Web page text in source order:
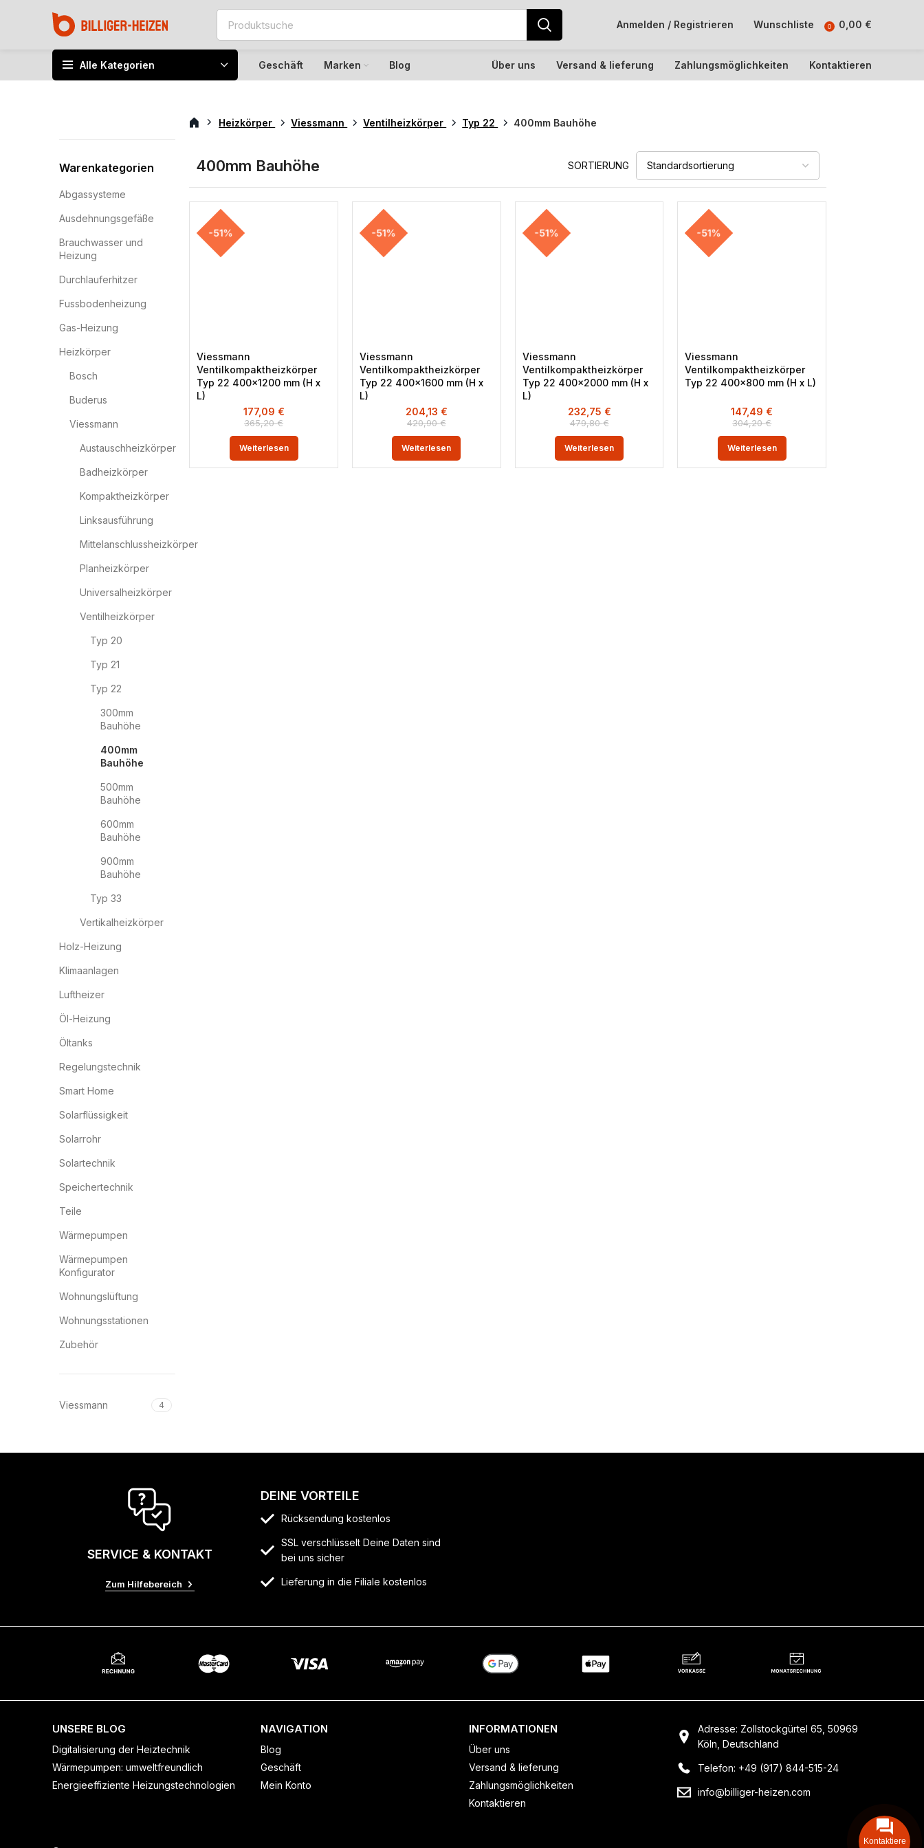
Anmelden / Registrieren Wunschliste 0 0,00 €
Alle Kategorien Geschäft Marken Blog Über uns Versand & lieferung Zahlungsmöglichkeiten Kontaktieren
Warenkategorien
Abgassysteme
Ausdehnungsgefäße
Brauchwasser und
Heizung
Durchlauferhitzer
Fussbodenheizung
Gas-Heizung
Heizkörper
Bosch
Buderus
Viessmann
Austauschheizkörper
Badheizkörper
Kompaktheizkörper
Linksausführung
Mittelanschlussheizkörper
Planheizkörper
Universalheizkörper
Ventilheizkörper
Typ 20
Typ 21
Typ 22
300mm
Bauhöhe
400mm
Bauhöhe
500mm
Bauhöhe
600mm
Bauhöhe
900mm
Bauhöhe
Typ 33
Vertikalheizkörper
Holz-Heizung
Klimaanlagen
Luftheizer
Öl-Heizung
Öltanks
Regelungstechnik
Smart Home
Solarflüssigkeit
Solarrohr
Solartechnik
Speichertechnik
Teile
Wärmepumpen
Wärmepumpen
Konfigurator
Wohnungslüftung
Wohnungsstationen
Zubehör
Viessmann 4
Heizkörper Viessmann Ventilheizkörper Typ 22 400mm Bauhöhe
400mm Bauhöhe SORTIERUNG
-51%
Viessmann
Ventilkompaktheizkörper
Typ 22 400×1200 mm (H x
L)
365,20€
177,09 €
Weiterlesen
-51%
Viessmann
Ventilkompaktheizkörper
Typ 22 400×1600 mm (H x
L)
420,90€
204,13 €
Weiterlesen
-51%
Viessmann
Ventilkompaktheizkörper
Typ 22 400×2000 mm (H x
L)
479,80€
232,75 €
Weiterlesen
-51%
Viessmann
Ventilkompaktheizkörper
Typ 22 400×800 mm (H x L)
304,20€
147,49 €
Weiterlesen
SERVICE & KONTAKT
Zum Hilfebereich
DEINE VORTEILE
Rücksendung kostenlos
SSL verschlüsselt Deine Daten sind
bei uns sicher
Lieferung in die Filiale kostenlos
UNSERE BLOG
Digitalisierung der Heiztechnik
Wärmepumpen: umweltfreundlich
Energieeffiziente Heizungstechnologien
NAVIGATION
Blog
Geschäft
Mein Konto
INFORMATIONEN
Über uns
Versand & lieferung
Zahlungsmöglichkeiten
Kontaktieren
Adresse: Zollstockgürtel 65, 50969
Köln, Deutschland
Telefon: +49 (917) 844-515-24
info@billiger-heizen.com
Kontaktiere